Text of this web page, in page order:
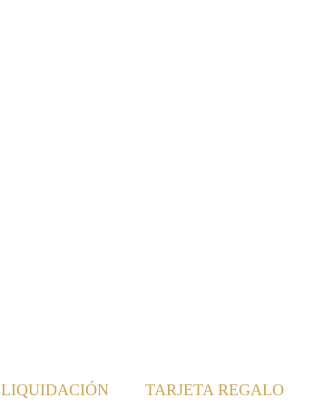
LIQUIDACIÓN TARJETA REGALO